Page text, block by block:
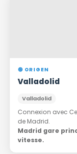
🟢 ORIGEN
Valladolid
Valladolid
Connexion avec
de Madrid.
Madrid gare
vitesse.